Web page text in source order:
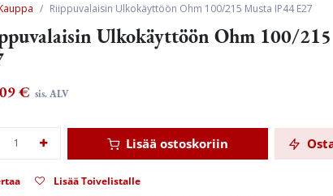
Riippuvalaisin Ulkokäyttöön Ohm 100/215 Musta IP44 E27
Ulkokäyttöön Ohm 100/
€ sis. ALV
Lisää ostoskoriin
Lisää Toivelistalle